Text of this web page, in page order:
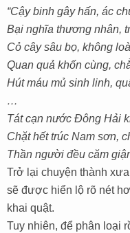
“Cậy binh gây hấn, ác
Bại nghĩa thương nhân,
Cỏ cây sâu bọ, không
Quan quả khốn cùng,
Hút máu mủ sinh linh,
…
Tát cạn nước Đông Hải
Chặt hết trúc Nam sơn,
Thần người đều căm
Trở lại chuyện thành
sẽ được hiển lộ rõ nét
khai quật.
Tuy nhiên, để phân loại